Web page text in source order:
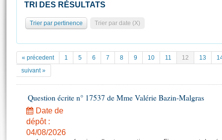
Pétitions
Documents parlementaires
Projets de loi
Propositions de loi
Amendements
Textes adoptés
Statistiques et chiffres clés
Documents de référence
( Constitution | Règlement de l'Assemblée ... )
Histoire
Juniors
Anciennes législatures
La Bibliothèque
Les archives
Contacts et plan d'accès
Photos libres de droit
TRI DES RÉSULTATS
Trier par pertinence Trier par date (X)
« précedent 1 5 6 7 8 9 10 11 12 13
suivant »
Question écrite n° 17537 de Mme Valérie Bazin-Malgras
Date de
dépôt :
04/08/2026